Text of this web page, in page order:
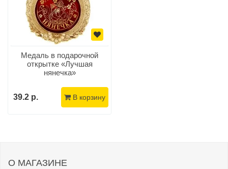
Медаль в подарочной
открытке «Лучшая
нянечка»
39.2 р. В корзину
О МАГАЗИНЕ